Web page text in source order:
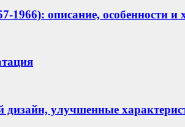
1966): описание, особенности и
улучшенные